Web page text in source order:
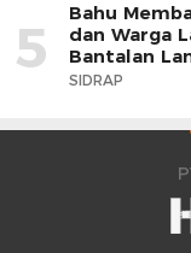
5
Bahu
dan Warga
Bantalan
Toro
SIDRAP